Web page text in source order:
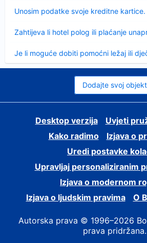
Unosim podatke svoje kreditne
Zahtijeva li hotel polog ili plaćanje
Je li moguće dobiti pomoćni ležaj ili
Dodajte svoj objekt
Desktop verzija
Uvjeti
Kako radimo
Izjava o
Uredi postavke
Upravljaj personaliziranim
Izjava o modernom
Izjava o ljudskim pravima
O
Autorska prava © 1996–2026
prava pridržana.